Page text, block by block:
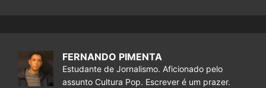
FERNANDO PIMENTA
Estudante de Jornalismo. Aficionado pelo
assunto Cultura Pop. Escrever é um prazer.